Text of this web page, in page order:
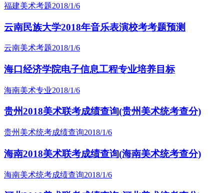
福建美术考题2018/1/6
云南民族大学2018年音乐表演校考考题预测
云南美术考题2018/1/6
海口经济学院电子信息工程专业培养目标
海南美术专业2018/1/6
贵州2018美术联考成绩查询(贵州美术统考查分)
贵州美术统考成绩查询2018/1/6
海南2018美术联考成绩查询(海南美术统考查分)
海南美术统考成绩查询2018/1/6